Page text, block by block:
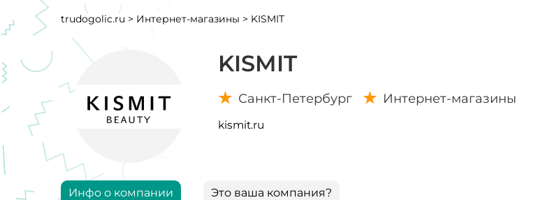
trudogolic.ru > Интернет-магазины > KISMIT
KISMIT
Санкт-Петербург Интернет-магазины
kismit.ru
Инфо о компании Это ваша компания?